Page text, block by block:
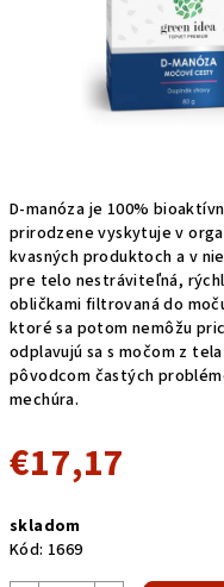
D-manóza je 100%
prirodzene vyskytuje v
kvasných produktoch a v
pre telo nestráviteľná,
obličkami filtrovaná do
ktoré sa potom nemôžu
odplavujú sa s močom z
pôvodcom častých
mechúra.
€17,17
cena:
skladom
Kód: 1669